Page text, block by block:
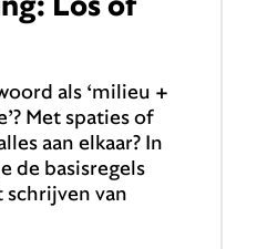
als ‘milieu +
Met spaties of
aan elkaar? In
de basisregels
van